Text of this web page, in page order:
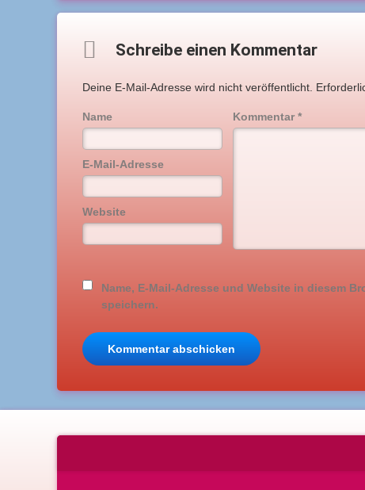
Comments
Schreibe einen Kommentar
Deine E-Mail-Adresse wird nicht veröffentlicht.
Kommentar*
Name
E-Mail-Adresse
Website
Name, E-Mail-Adresse und Website in diesem
speichern.